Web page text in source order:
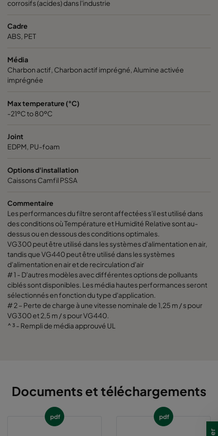
CamCarb VG440 SO2_H2S^³
CamCarb VG440 VOC
CamCarb VG440 H2S_Mercaptans
CamCarb VG440 VOC_O3_NO2_SO2
CamCarb VG440 Bases
corrosifs (acides) dans l'industrie
Cadre
ABS, PET
Média
Charbon actif, Charbon actif imprégné, Alumine activée
imprégnée
Max temperature (°C)
-21ºC to 80ºC
Joint
EDPM, PU-foam
Options d'installation
Caissons Camfil PSSA
Commentaire
Les performances du filtre seront affectées s'il est utilisé dans
des conditions où Température et Humidité Relative sont au-
dessus ou en dessous des conditions optimales.
VG300 peut être utilisé dans les systèmes d'alimentation en air,
tandis que VG440 peut être utilisé dans les systèmes
d'alimentation en air et de recirculation d'air
# 1 - D'autres modèles avec différentes options de polluants
ciblés sont disponibles. Les média hautes performances seront
sélectionnés en fonction du type d'application.
# 2 – Perte de charge à une vitesse nominale de 1,25 m / s pour
VG300 et 2,5 m / s pour VG440.
^ ³ - Rempli de média approuvé UL
Documents et téléchargements
pdf pdf